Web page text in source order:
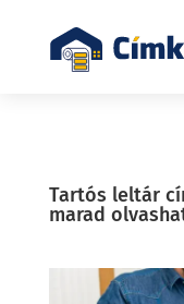
Tartós leltár
marad